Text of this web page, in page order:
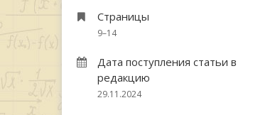
Страницы
9–14
Дата поступления статьи в
редакцию
29.11.2024